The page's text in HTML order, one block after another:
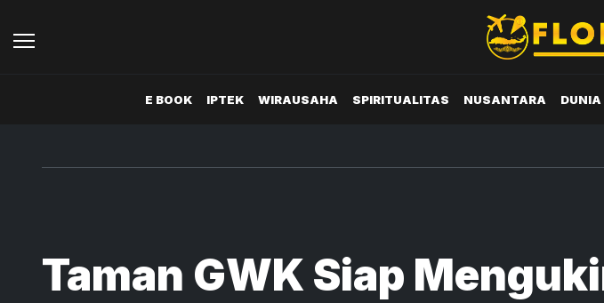
E BOOK IPTEK WIRAUSAHA SPIRITUALITAS NUSANTARA DUNIA
Taman GWK Siap Mengukir